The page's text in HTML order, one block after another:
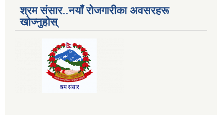
श्रम संसार..नयाँ रोजगारीका अवसरहरू
खोज्नुहोस्